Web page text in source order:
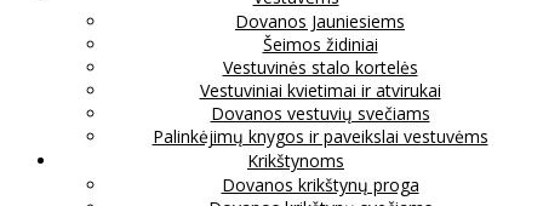
Dovanos Jauniesiems
Šeimos židiniai
Vestuvinės stalo kortelės
Vestuviniai kvietimai ir atvirukai
Dovanos vestuvių svečiams
Palinkėjimų knygos ir paveikslai vestuvėms
Krikštynoms
Dovanos krikštynų proga